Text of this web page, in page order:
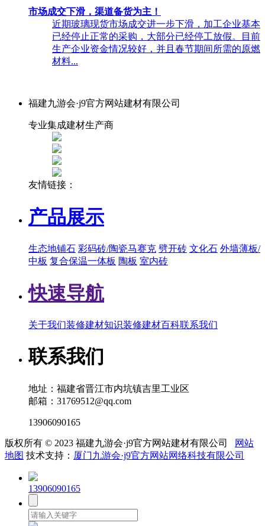
市场成交下滑，渠道备货为主！
近期玻璃现货市场成交进一步下滑，加工企业基本
已经停止正常的采购，大部分已经停工放假。目前
生产企业资金情况较好，并且春节期间所需的原燃
材料...
福建九游会·j9官方网站建材有限公司
专业集成建材生产商
友情链接：
产品展示
生态地铺石 彩码砖/陶瓷马赛克 劈开砖 文化石 外墙薄板/
中板 复合保温一体板 陶板 室内砖
快速导航
关于我们装修建材知识装修建材百科联系我们
联系我们
地址：福建省晋江市内坑镇吉里工业区
邮箱：31769512@qq.com
13906090165
版权所有 © 2023 福建九游会·j9官方网站建材有限公司
网站
地图 技术支持： 厦门九游会·j9官方网站网络科技有限公司
13906090165